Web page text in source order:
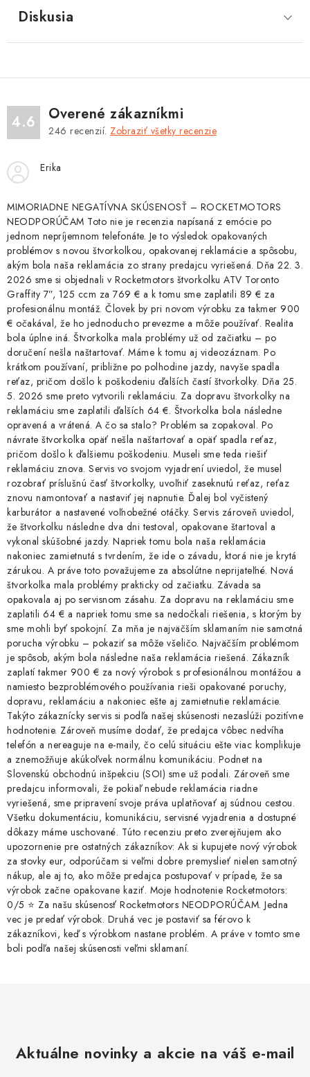
Diskusia
4.6 Overené zákazníkmi
246 recenzií. Zobraziť všetky recenzie
Erika
MIMORIADNE NEGATÍVNA SKÚSENOSŤ – ROCKETMOTORS
NEODPORÚČAM Toto nie je recenzia napísaná z emócie po
jednom nepríjemnom telefonáte. Je to výsledok opakovaných
problémov s novou štvorkolkou, opakovanej reklamácie a spôsobu,
akým bola naša reklamácia zo strany predajcu vyriešená. Dňa 22. 3.
2026 sme si objednali v Rocketmotors štvorkolku ATV Toronto
Graffity 7”, 125 ccm za 769 € a k tomu sme zaplatili 89 € za
profesionálnu montáž. Človek by pri novom výrobku za takmer 900
€ očakával, že ho jednoducho prevezme a môže používať. Realita
bola úplne iná. Štvorkolka mala problémy už od začiatku – po
doručení nešla naštartovať. Máme k tomu aj videozáznam. Po
krátkom používaní, približne po polhodine jazdy, navyše spadla
reťaz, pričom došlo k poškodeniu ďalších častí štvorkolky. Dňa 25.
5. 2026 sme preto vytvorili reklamáciu. Za dopravu štvorkolky na
reklamáciu sme zaplatili ďalších 64 €. Štvorkolka bola následne
opravená a vrátená. A čo sa stalo? Problém sa zopakoval. Po
návrate štvorkolka opäť nešla naštartovať a opäť spadla reťaz,
pričom došlo k ďalšiemu poškodeniu. Museli sme teda riešiť
reklamáciu znova. Servis vo svojom vyjadrení uviedol, že musel
rozobrať príslušnú časť štvorkolky, uvoľniť zaseknutú reťaz, reťaz
znovu namontovať a nastaviť jej napnutie. Ďalej bol vyčistený
karburátor a nastavené voľnobežné otáčky. Servis zároveň uviedol,
že štvorkolku následne dva dni testoval, opakovane štartoval a
vykonal skúšobné jazdy. Napriek tomu bola naša reklamácia
nakoniec zamietnutá s tvrdením, že ide o závadu, ktorá nie je krytá
zárukou. A práve toto považujeme za absolútne neprijateľné. Nová
štvorkolka mala problémy prakticky od začiatku. Závada sa
opakovala aj po servisnom zásahu. Za dopravu na reklamáciu sme
zaplatili 64 € a napriek tomu sme sa nedočkali riešenia, s ktorým by
sme mohli byť spokojní. Za mňa je najväčším sklamaním nie samotná
porucha výrobku – pokaziť sa môže všeličo. Najväčším problémom
je spôsob, akým bola následne naša reklamácia riešená. Zákazník
zaplatí takmer 900 € za nový výrobok s profesionálnou montážou a
namiesto bezproblémového používania rieši opakované poruchy,
dopravu, reklamáciu a nakoniec ešte aj zamietnutie reklamácie.
Takýto zákaznícky servis si podľa našej skúsenosti nezaslúži pozitívne
hodnotenie. Zároveň musíme dodať, že predajca vôbec nedvíha
telefón a nereaguje na e-maily, čo celú situáciu ešte viac komplikuje
a znemožňuje akúkoľvek normálnu komunikáciu. Podnet na
Slovenskú obchodnú inšpekciu (SOI) sme už podali. Zároveň sme
predajcu informovali, že pokiaľ nebude reklamácia riadne
vyriešená, sme pripravení svoje práva uplatňovať aj súdnou cestou.
Všetku dokumentáciu, komunikáciu, servisné vyjadrenia a dostupné
dôkazy máme uschované. Túto recenziu preto zverejňujem ako
upozornenie pre ostatných zákazníkov: Ak si kupujete nový výrobok
za stovky eur, odporúčam si veľmi dobre premyslieť nielen samotný
nákup, ale aj to, ako môže predajca postupovať v prípade, že sa
výrobok začne opakovane kaziť. Moje hodnotenie Rocketmotors:
0/5 ⭐ Za našu skúsenosť Rocketmotors NEODPORÚČAM. Jedna
vec je predať výrobok. Druhá vec je postaviť sa férovo k
zákazníkovi, keď s výrobkom nastane problém. A práve v tomto sme
boli podľa našej skúsenosti veľmi sklamaní.
Aktuálne novinky a akcie na váš e-mail